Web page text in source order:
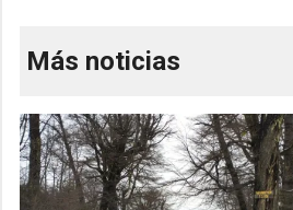
Más noticias